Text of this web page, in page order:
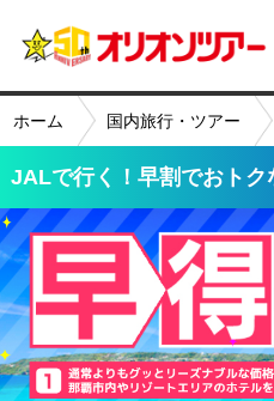
ホーム 国内旅行・ツアー
JALで行く！早割でおトク